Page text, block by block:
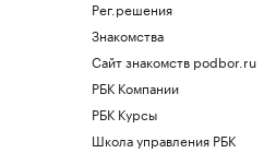
Рег.решения
Знакомства
Сайт знакомств podbor.ru
РБК Компании
РБК Курсы
Школа управления РБК